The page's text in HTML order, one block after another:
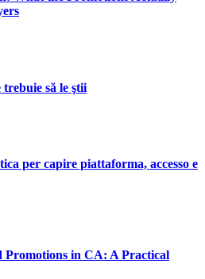
să le ştii
per capire piattaforma, accesso e
Promotions in CA: A Practical